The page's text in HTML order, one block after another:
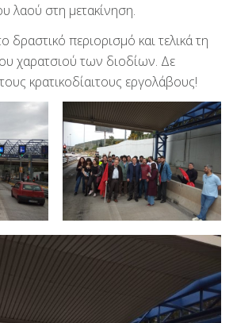
λαού στη μετακίνηση.
δραστικό περιορισμό και τελικά τη
χαρατσιού των διοδίων. Δε
κρατικοδίαιτους εργολάβους!